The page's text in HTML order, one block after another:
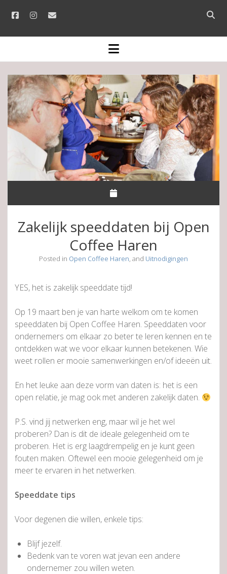
facebookinstagram
email
Open
bar
open
menu
Zakelijk speeddaten bij Open
Coffee Haren
Posted in Open Coffee Haren, and Uitnodigingen
YES, het is zakelijk speeddate tijd!
Op 19 maart ben je van harte welkom om te komen
speeddaten bij Open Coffee Haren. Speeddaten voor
ondernemers om elkaar zo beter te leren kennen en te
ontdekken wat we voor elkaar kunnen betekenen. Wie
weet rollen er mooie samenwerkingen en/of ideeën uit.
En het leuke aan deze vorm van daten is: het is een
open relatie, je mag ook met anderen zakelijk daten.
P.S. vind jij netwerken eng, maar wil je het wel
proberen? Dan is dit de ideale gelegenheid om te
proberen. Het is erg laagdrempelig en je kunt geen
fouten maken. Oftewel een mooie gelegenheid om je
meer te ervaren in het netwerken.
Speeddate tips
Voor degenen die willen, enkele tips:
Blijf jezelf.
Bedenk van te voren wat jevan een andere
ondernemer zou willen weten.